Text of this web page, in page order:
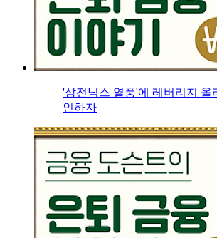
'삼전닉스 열풍'에 레버리지 올
인하자